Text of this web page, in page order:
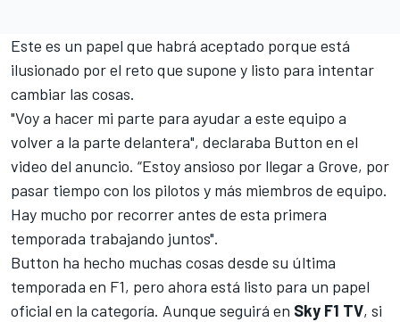
Este es un papel que habrá aceptado porque está
ilusionado por el reto que supone y listo para intentar
cambiar las cosas.
"Voy a hacer mi parte para ayudar a este equipo a
volver a la parte delantera", declaraba Button en el
video del anuncio. “Estoy ansioso por llegar a Grove, por
pasar tiempo con los pilotos y más miembros de equipo.
Hay mucho por recorrer antes de esta primera
temporada trabajando juntos".
Button ha hecho muchas cosas desde su última
temporada en F1, pero ahora está listo para un papel
oficial en la categoría. Aunque seguirá en Sky F1 TV, si